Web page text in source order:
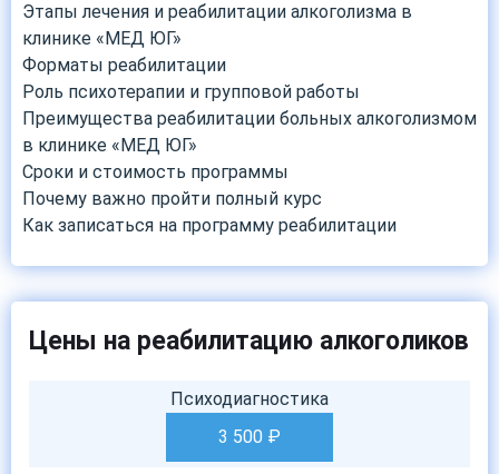
Этапы лечения и реабилитации алкоголизма в
клинике «МЕД ЮГ»
Форматы реабилитации
Роль психотерапии и групповой работы
Преимущества реабилитации больных алкоголизмом
в клинике «МЕД ЮГ»
Сроки и стоимость программы
Почему важно пройти полный курс
Как записаться на программу реабилитации
Цены на реабилитацию алкоголиков
Психодиагностика
3 500 ₽